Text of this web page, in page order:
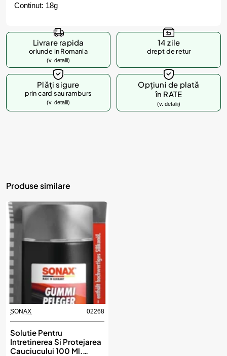
Continut: 18g
Livrare rapida
oriunde in Romania
(v. detalii)
14 zile
drept de retur
Plăți sigure
prin card sau ramburs
(v. detalii)
Opțiuni de plată
în RATE
(v. detalii)
Produse similare
SONAX 02268
Solutie Pentru
Intretinerea Si Protejarea
Cauciucului 100 Ml.